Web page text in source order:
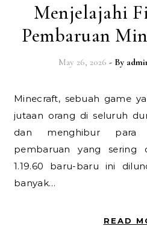
Menjelajahi
Pembaruan
May 26, 2026 - By
Minecraft, sebuah game yang telah memikat hati
jutaan orang di seluruh
dan menghibur para
pembaruan yang sering
1.19.60 baru-baru ini
banyak…
READ